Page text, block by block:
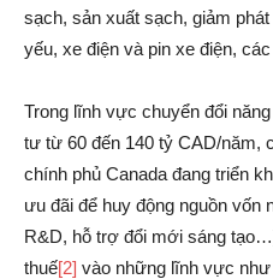
sạch, sản xuất sạch, giảm
yếu, xe điện và pin xe điện,
Trong lĩnh vực chuyển đổi
tư từ 60 đến 140 tỷ CAD/năm,
chính phủ Canada đang triển
ưu đãi để huy động nguồn vốn
R&D, hỗ trợ đổi mới sáng
thuế[2] vào những lĩnh vực